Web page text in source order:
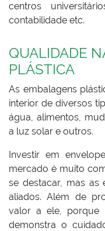
centros
contabilidade etc.
QUALIDADE
PLÁSTICA
As embalagens
interior de diversos
água, alimentos,
a luz solar e outros.
Investir em
mercado é muito
se destacar, mas as
aliados. Além de
valor a ele, porque
demonstra o